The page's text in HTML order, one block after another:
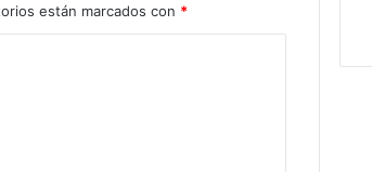
están marcados con *